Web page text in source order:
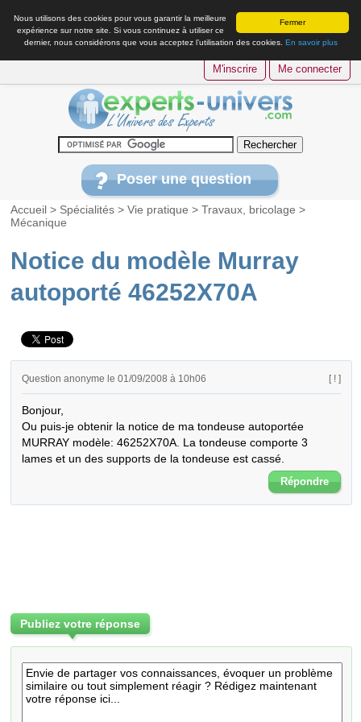
Fermer
Nous utilisons des cookies pour vous garantir la meilleure
expérience sur notre site. Si vous continuez à utiliser ce
dernier, nous considérons que vous acceptez l’utilisation des cookies. En savoir plus
M'inscrire Me connecter
Poser une question
Accueil > Spécialités >Vie pratique >Travaux, bricolage >
Mécanique
Notice du modèle Murray
autoporté 46252X70A
Question anonyme le 01/09/2008 à 10h06 [ ! ]
Bonjour,
Ou puis-je obtenir la notice de ma tondeuse autoportée
MURRAY modèle: 46252X70A. La tondeuse comporte 3
lames et un des supports de la tondeuse est cassé.
Répondre
Publiez votre réponse